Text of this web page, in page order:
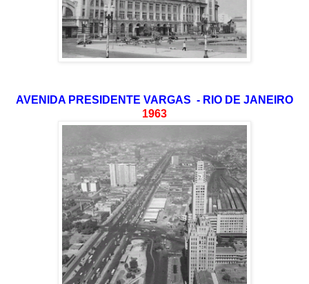
AVENIDA PRESIDENTE VARGAS - RIO DE JANEIRO
1963